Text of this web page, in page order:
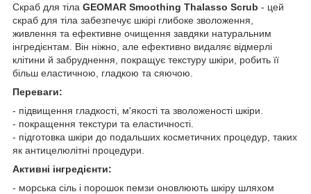
Скраб для тіла GEOMAR Smoothing Thalasso Scrub - цей
скраб для тіла забезпечує шкірі глибоке зволоження,
живлення та ефективне очищення завдяки натуральним
інгредієнтам. Він ніжно, але ефективно видаляє відмерлі
клітини й забруднення, покращує текстуру шкіри, робить її
більш еластичною, гладкою та сяючою.
Переваги:
- підвищення гладкості, м'якості та зволоженості шкіри.
- покращення текстури та еластичності.
- підготовка шкіри до подальших косметичних процедур, таких
як антицелюлітні процедури.
Активні інгредієнти:
- морська сіль і порошок пемзи оновлюють шкіру шляхом